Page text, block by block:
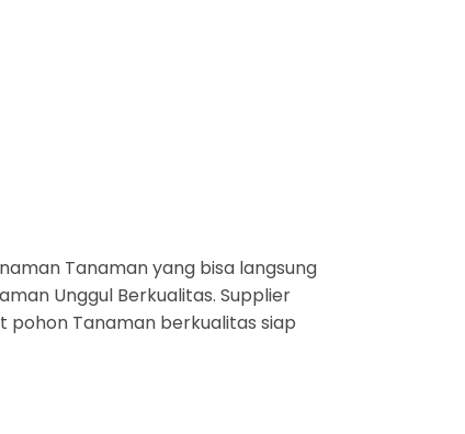
Tanaman yang bisa langsung
Unggul Berkualitas. Supplier
pohon Tanaman berkualitas siap